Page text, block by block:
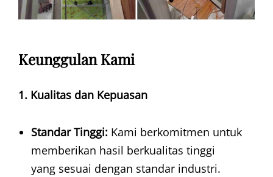
Keunggulan Kami
1. Kualitas dan Kepuasan
Standar Tinggi: Kami berkomitmen untuk
memberikan hasil berkualitas tinggi
yang sesuai dengan standar industri.